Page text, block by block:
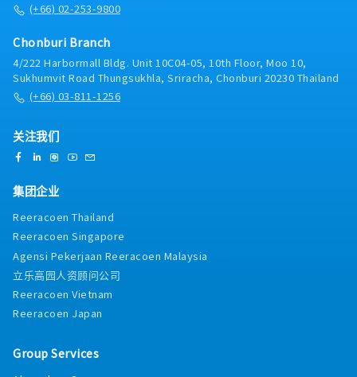
(+66) 02-253-9800
Chonburi Branch
4/222 Harbormall Bldg. Unit 10C04-05, 10th Floor, Moo 10,
Sukhumvit Road Thungsukhla, Sriracha, Chonburi 20230 Thailand
(+66) 03-811-1256
关注我们
集团企业
Reeracoen Thailand
Reeracoen Singapore
Agensi Pekerjaan Reeracoen Malaysia
立乐高园人资顾问公司
Reeracoen Vietnam
Reeracoen Japan
Group Services